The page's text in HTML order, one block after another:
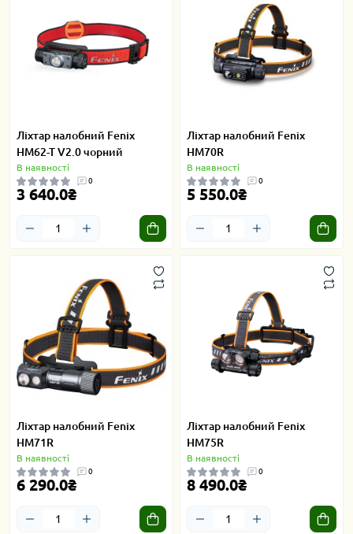
Ліхтар налобний Fenix
HM62-T V2.0 чорний
В наявності
0
3 640.0₴
Ліхтар налобний Fenix
HM70R
В наявності
0
5 550.0₴
Ліхтар налобний Fenix
HM71R
В наявності
0
6 290.0₴
Ліхтар налобний Fenix
HM75R
В наявності
0
8 490.0₴